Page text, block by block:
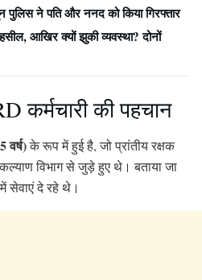
पुलिस ने पति और ननद को किया गिरफ्तार
आखिर क्यों झुकी व्यवस्था? दोनों
कर्मचारी की पहचान
वर्ष)के रूप में हुई है, जो प्रांतीय रक्षक
विभाग से जुड़े हुए थे। बताया जा
सेवाएं दे रहे थे।